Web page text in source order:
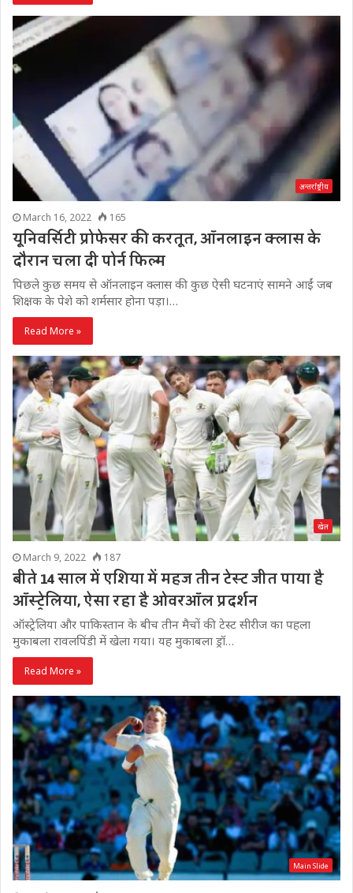
अन्तर्राष्ट्रीय
March 16, 2022 165
यूनिवर्सिटी प्रोफेसर की करतूत, ऑनलाइन क्लास के
दौरान चला दी पोर्न फिल्म
पिछले कुछ समय से ऑनलाइन क्लास की कुछ ऐसी घटनाएं सामने आईं जब
शिक्षक के पेशे को शर्मसार होना पड़ा।…
Read More »
खेल
March 9, 2022 187
बीते 14 साल में एशिया में महज तीन टेस्ट जीत पाया है
ऑस्ट्रेलिया, ऐसा रहा है ओवरऑल प्रदर्शन
ऑस्ट्रेलिया और पाकिस्तान के बीच तीन मैचों की टेस्ट सीरीज का पहला
मुकाबला रावलपिंडी में खेला गया। यह मुकाबला ड्रॉ…
Read More »
Main Slide